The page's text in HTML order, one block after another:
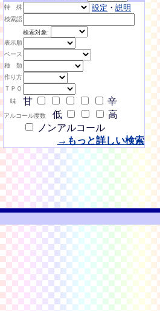
特 殊 設定 ・ 説明
検索語
検索対象:
表示順
ベース
種 類
作り方
ＴＰＯ
味
甘 辛
アルコール度数 低
高
ノンアルコール
→もっと詳しい検索